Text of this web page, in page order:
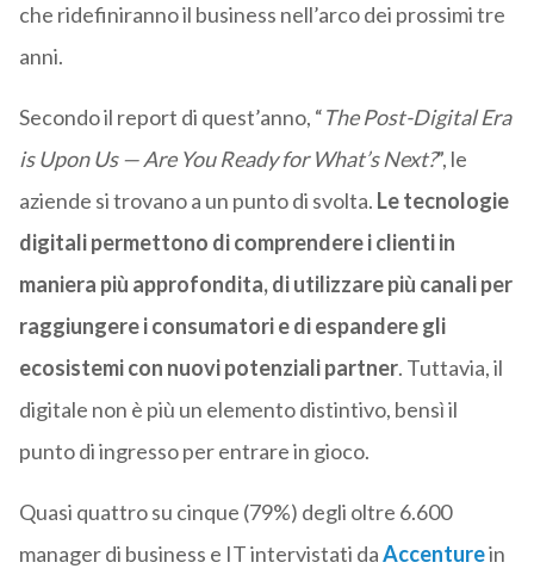
che ridefiniranno il business nell’arco dei prossimi tre
anni.
Secondo il report di quest’anno, “The Post-Digital Era
is Upon Us—Are You Ready for What’s Next?”, le
aziende si trovano a un punto di svolta. Le tecnologie
digitali permettono di comprendere i clienti in
maniera più approfondita, di utilizzare più canali per
raggiungere i consumatori e di espandere gli
ecosistemi con nuovi potenziali partner. Tuttavia, il
digitale non è più un elemento distintivo, bensì il
punto di ingresso per entrare in gioco.
Quasi quattro su cinque (79%) degli oltre 6.600
manager di business e IT intervistati daAccenturein